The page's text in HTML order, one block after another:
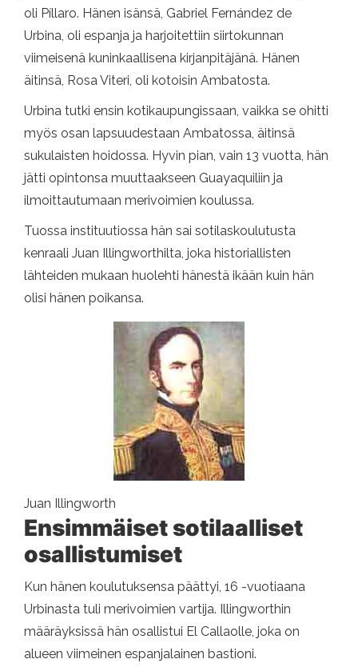
oli Píllaro. Hänen isänsä, Gabriel Fernández de
Urbina, oli espanja ja harjoitettiin siirtokunnan
viimeisenä kuninkaallisena kirjanpitäjänä. Hänen
äitinsä, Rosa Viteri, oli kotoisin Ambatosta.
Urbina tutki ensin kotikaupungissaan, vaikka se ohitti
myös osan lapsuudestaan ​​Ambatossa, äitinsä
sukulaisten hoidossa. Hyvin pian, vain 13 vuotta, hän
jätti opintonsa muuttaakseen Guayaquiliin ja
ilmoittautumaan merivoimien koulussa.
Tuossa instituutiossa hän sai sotilaskoulutusta
kenraali Juan Illingworthilta, joka historiallisten
lähteiden mukaan huolehti hänestä ikään kuin hän
olisi hänen poikansa.
Juan Illingworth
Ensimmäiset sotilaalliset
osallistumiset
Kun hänen koulutuksensa päättyi, 16 -vuotiaana
Urbinasta tuli merivoimien vartija. Illingworthin
määräyksissä hän osallistui El Callaolle, joka on
alueen viimeinen espanjalainen bastioni.